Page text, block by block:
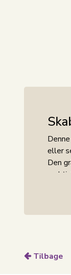
eller
Den
Fake
Tilbage